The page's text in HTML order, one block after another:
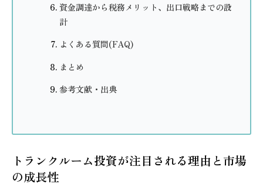
資金調達から税務メリット、出口戦略までの設
計
よくある質問(FAQ)
まとめ
参考文献・出典
トランクルーム投資が注目される理由と市場
の成長性